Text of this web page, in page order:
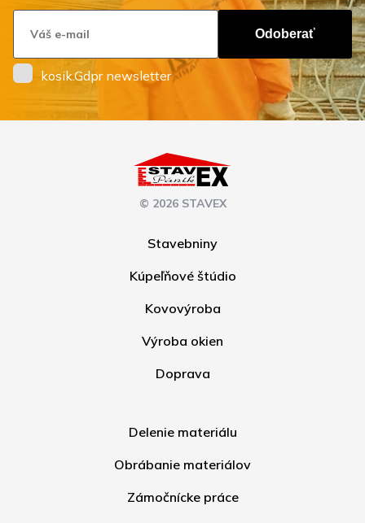
Odoberať
kosik.Gdpr newsletter
© 2026 STAVEX
Stavebniny
Kúpeľňové štúdio
Kovovýroba
Výroba okien
Doprava
Delenie materiálu
Obrábanie materiálov
Zámočnícke práce